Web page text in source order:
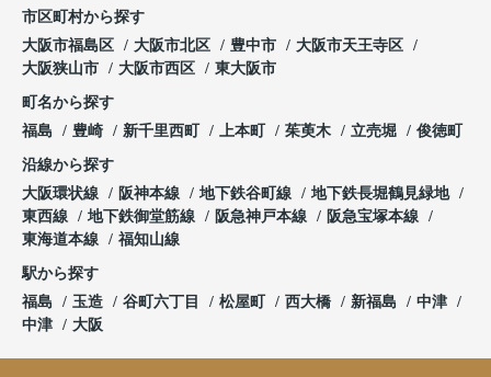
市区町村から探す
大阪市福島区
大阪市北区 豊中市
大阪市天王寺区
大阪狭山市
大阪市西区 東大阪市
町名から探す
福島
豊崎 新千里西町 上本町 茱萸木 立売堀 俊徳町
沿線から探す
大阪環状線
阪神本線 地下鉄谷町線
地下鉄長堀鶴見緑地
東西線
地下鉄御堂筋線 阪急神戸本線
阪急宝塚本線
東海道本線
福知山線
駅から探す
福島
玉造 谷町六丁目 松屋町 西大橋 新福島
中津
中津
大阪